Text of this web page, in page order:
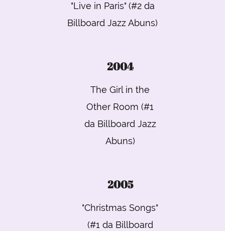
"Live in Paris" (#2 da
Billboard Jazz Abuns)
2004
The Girl in the
Other Room (#1
da Billboard Jazz
Abuns)
2005
"Christmas Songs"
(#1 da Billboard